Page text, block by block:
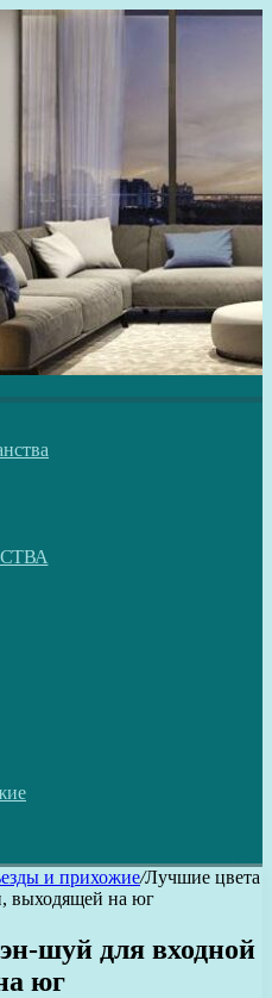
и прихожие/Лучшие цвета
выходящей на юг
шуй для входной
юг